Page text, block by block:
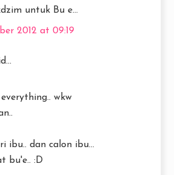
untuk Bu e...
2012 at 09:19
wkw
ibu.. dan calon ibu...
bu'e.. :D